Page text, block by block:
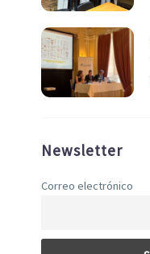
Newsletter
Correo electrónico